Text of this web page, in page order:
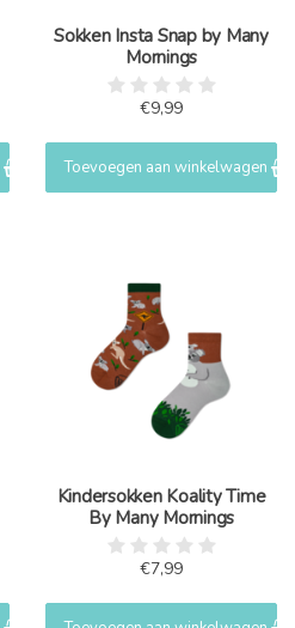
Sokken Insta Snap by Many
Mornings
€9,99
Toevoegen aan winkelwagen
Kindersokken Koality Time
By Many Mornings
€7,99